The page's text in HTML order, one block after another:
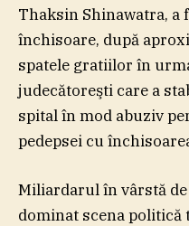
Thaksin Shinawatra,
închisoare, după
spatele gratiilor în
judecătoreşti care a
spital în mod abuziv
pedepsei cu
Miliardarul în vârstă de
dominat scena politică